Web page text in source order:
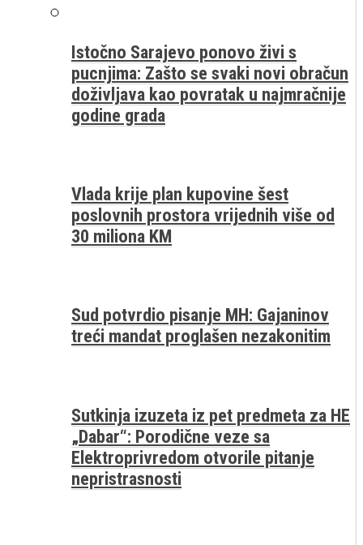
Istočno Sarajevo ponovo živi s
pucnjima: Zašto se svaki novi obračun
doživljava kao povratak u najmračnije
godine grada
Vlada krije plan kupovine šest
poslovnih prostora vrijednih više od
30 miliona KM
Sud potvrdio pisanje MH: Gajaninov
treći mandat proglašen nezakonitim
Sutkinja izuzeta iz pet predmeta za HE
„Dabar“: Porodične veze sa
Elektroprivredom otvorile pitanje
nepristrasnosti